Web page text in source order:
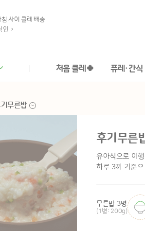
사이 클레 배송
인
처음 클레🍀 퓨레·간식
무른밥
후기1
후기2
후기무른밥
후기무른
유아식으로 이
하루 3끼 기준
무른밥 3병
(1병: 200g)